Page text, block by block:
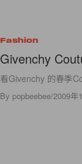
Fashion
Givenchy
看Givenchy 的春季
By popbeebee/2009年